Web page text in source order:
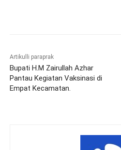
Artikulli paraprak
Bupati H.M Zairullah Azhar
Pantau Kegiatan Vaksinasi di
Empat Kecamatan.